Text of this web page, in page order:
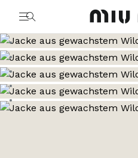
Zum Bild 1
Zum Bild 2
Zum Bild 3
Zum Bild 4
Zum Bild 5
Zum Bild 6